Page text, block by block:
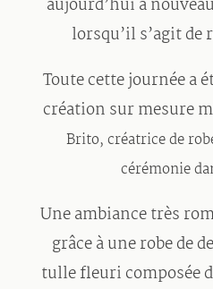
aujourd’hui à
lorsqu’il s’agit de
Toute cette journée a
création sur mesure
Brito, créatrice de
cérémonie
Une ambiance très
grâce à une robe de
tulle fleuri composée